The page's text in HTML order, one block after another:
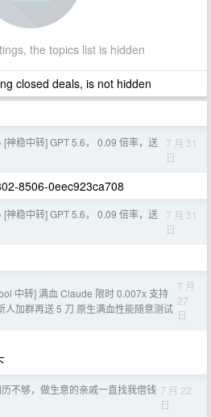
the topics list is hidden
closed deals, is not hidden
› [神稳中转] GPT 5.6， 0.09 倍率，送
7 月 31
日
8506-0eec923ca708
› [神稳中转] GPT 5.6， 0.09 倍率，送
7 月 31
日
中转] 满血 Claude 限时 0.007x 支持
加群再送 5 刀 原生满血性能随意测试
7 月
27
日
历不够，做生意的亲戚一直找我借钱 7 月 22
日